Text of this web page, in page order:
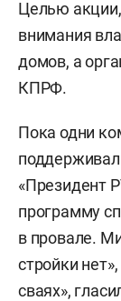
Целью акции,
внимания
домов, а
КПРФ.
Пока одни
«Президент
программу
в провале.
стройки
сваях»,